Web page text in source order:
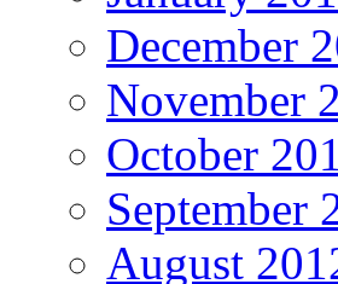
December
November
October
September
August